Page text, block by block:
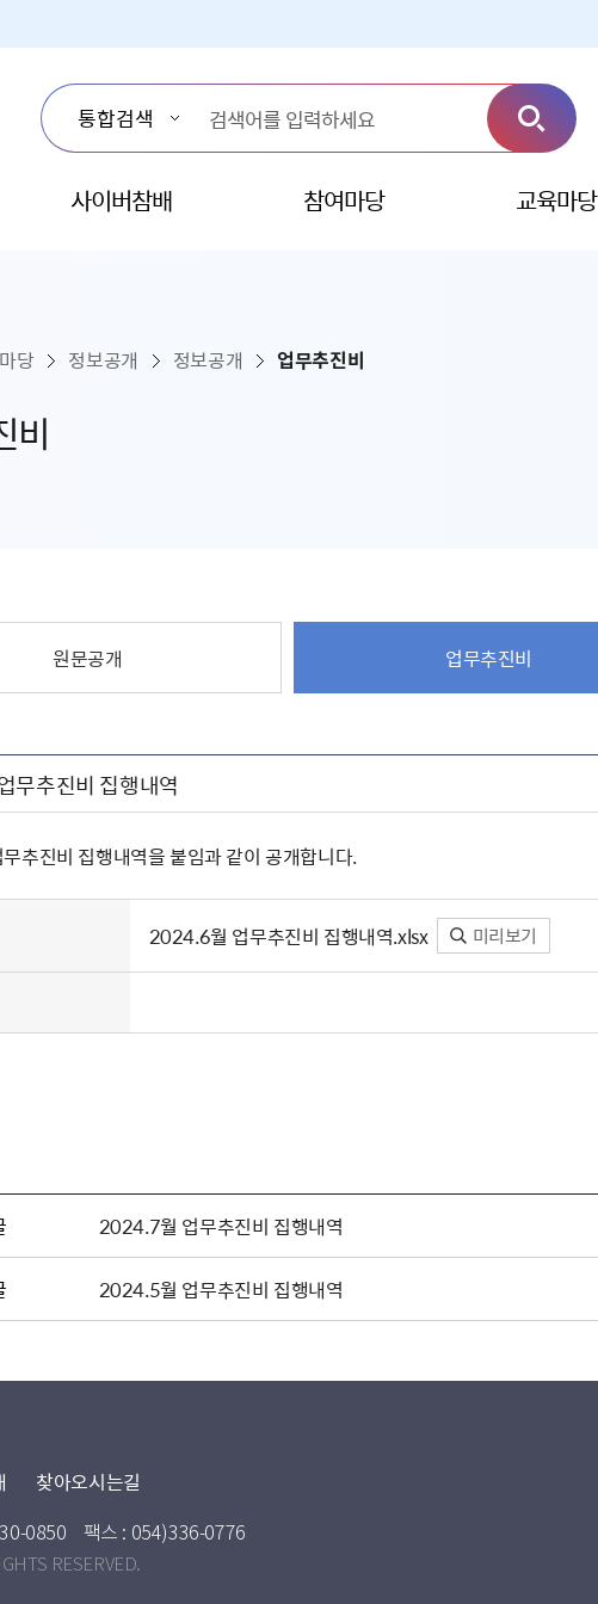
사이버참배 참여마당 교육마당
비
당 정보공개 정보공개 업무추진비
원문공개 업무추진비
무추진비 집행내역
추진비 집행내역을 붙임과 같이 공개합니다.
2024.6월 업무추진비 집행내역.xlsx 미리보기
2024.7월 업무추진비 집행내역
2024.5월 업무추진비 집행내역
찾아오시는길
0850
팩스 : 054)336-0776
RESERVED.